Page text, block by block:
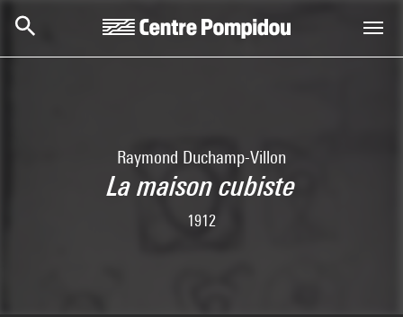
Raymond Duchamp-Villon
La maison cubiste
1912